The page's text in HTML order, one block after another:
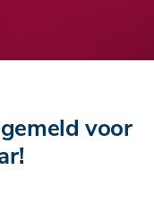
voor